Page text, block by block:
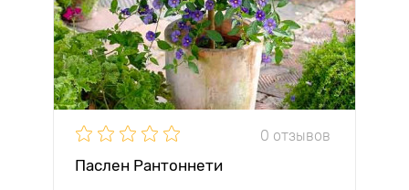
0 отзывов
Паслен Рантоннети